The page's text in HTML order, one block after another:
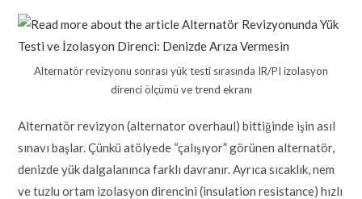
Alternatör revizyonu sonrası yük testi sırasında IR/PI izolasyon
direnci ölçümü ve trend ekranı
Alternatör revizyon (alternator overhaul) bittiğinde işin asıl
sınavı başlar. Çünkü atölyede “çalışıyor” görünen alternatör,
denizde yük dalgalanınca farklı davranır. Ayrıca sıcaklık, nem
ve tuzlu ortam izolasyon direncini (insulation resistance) hızlı